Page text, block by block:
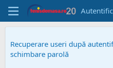
Recuperare useri după
schimbare parolă